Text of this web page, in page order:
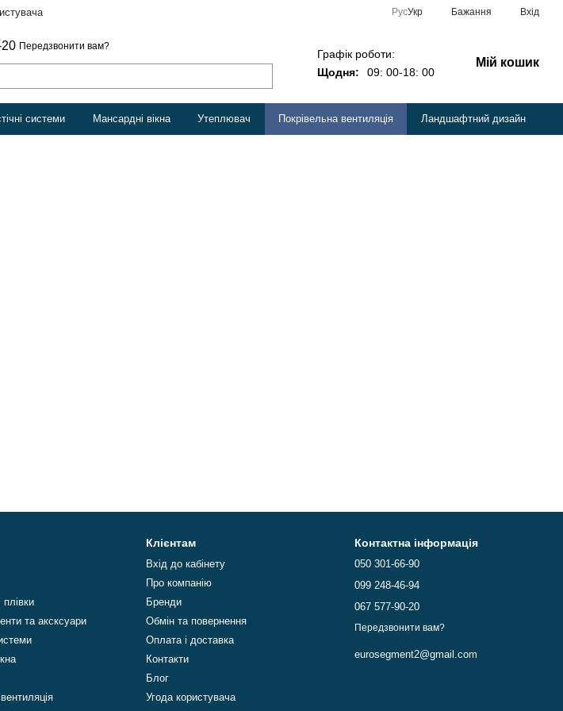
РусУкр Бажання Вхід
Передзвонити вам?
Графік роботи:
Щодня:
09: 00-18: 00
Мій кошик
системи Мансардні вікна Утеплювач Покрівельна вентиляція Ландшафтний дизайн
плівки
та аксксуари
Клієнтам
Вхід до кабінету
Про компанію
Бренди
Обмін та повернення
Оплата і доставка
Контакти
Блог
Угода користувача
Контактна інформація
050 301-66-90
099 248-46-94
067 577-90-20
Передзвонити вам?
eurosegment2@gmail.com